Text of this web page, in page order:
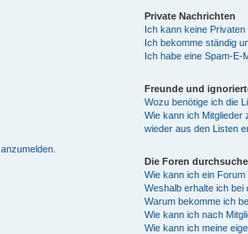
Private Nachrichten
Ich kann keine
Ich bekomme ständig
Ich habe eine Spam-E-
Freunde und
Wozu benötige ich die
Wie kann ich Mitglieder
wieder aus den Listen
Die Foren
Wie kann ich ein
Weshalb erhalte ich
Warum bekomme ich
Wie kann ich nach
Wie kann ich meine